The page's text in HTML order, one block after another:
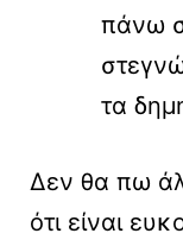
πάνω
τα
Δεν θα πω
ότι είναι